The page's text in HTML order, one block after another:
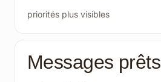
priorités plus visibles
Messages prêts